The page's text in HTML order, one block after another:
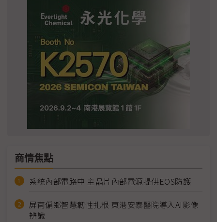
商情焦點
系統內部電路中 主晶片內部電源提供EOS防護
屏南偏鄉智慧韌性扎根 東港安泰醫院導入AI影像
辨識